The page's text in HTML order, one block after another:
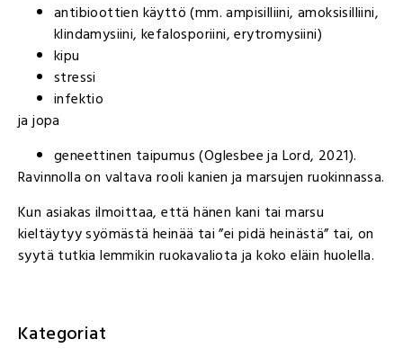
antibioottien käyttö (mm. ampisilliini, amoksisilliini,
klindamysiini, kefalosporiini, erytromysiini)
kipu
stressi
infektio
ja jopa
geneettinen taipumus (Oglesbee ja Lord, 2021).
Ravinnolla on valtava rooli kanien ja marsujen ruokinnassa.
Kun asiakas ilmoittaa, että hänen kani tai marsu
kieltäytyy syömästä heinää tai ”ei pidä heinästä” tai, on
syytä tutkia lemmikin ruokavaliota ja koko eläin huolella.
Kategoriat